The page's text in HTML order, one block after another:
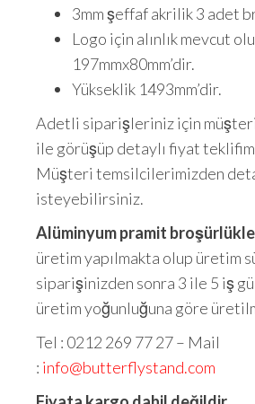
3mm şeffaf akrilik 3 adet
Logo için alınlık mevcut
197mmx80mm’dir.
Yükseklik 1493mm’dir.
Adetli siparişleriniz için
ile görüşüp detaylı fiyat
Müşteri temsilcilerimizden
isteyebilirsiniz.
Alüminyum pramit
üretim yapılmakta olup üretim
siparişinizden sonra 3 ile 5 iş
üretim yoğunluğuna göre
Tel : 0212 269 77 27 – Mail
: info@butterflystand.com